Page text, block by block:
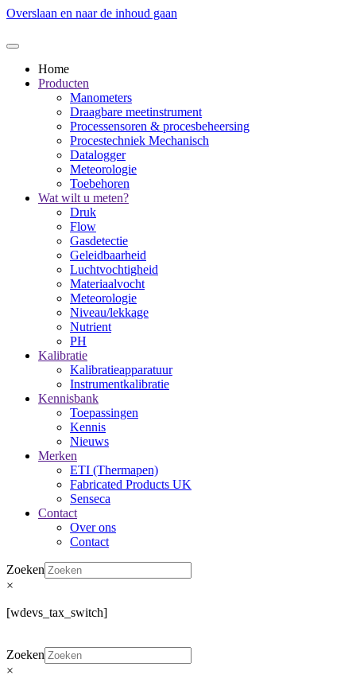
Overslaan en naar de inhoud gaan
Home
Producten
Manometers
Draagbare meetinstrument
Processensoren & procesbeheersing
Procestechniek Mechanisch
Datalogger
Meteorologie
Toebehoren
Wat wilt u meten?
Druk
Flow
Gasdetectie
Geleidbaarheid
Luchtvochtigheid
Materiaalvocht
Meteorologie
Niveau/lekkage
Nutrient
PH
Kalibratie
Kalibratieapparatuur
Instrumentkalibratie
Kennisbank
Toepassingen
Kennis
Nieuws
Merken
ETI (Thermapen)
Fabricated Products UK
Senseca
Contact
Over ons
Contact
Zoeken
×
[wdevs_tax_switch]
Zoeken
×